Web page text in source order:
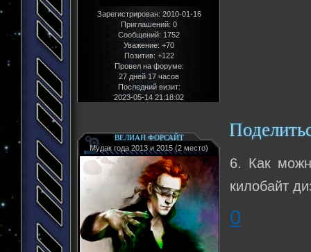
Зарегистрирован: 2010-01-16
Приглашений: 0
Сообщений: 1752
Уважение: +70
Позитив: +122
Провел на форуме:
27 дней 17 часов
Последний визит:
2023-05-14 21:18:02
ВЕЛИАН ФОРСАЙТ
Мудак года 2013 и 2015 (2 место)
6. Как
килобайт
0